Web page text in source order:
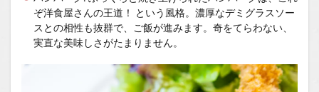
ぞ洋食屋さんの王道！ という風格。濃厚なデミグラスソー
スとの相性も抜群で、ご飯が進みます。奇をてらわない、
実直な美味しさがたまりません。